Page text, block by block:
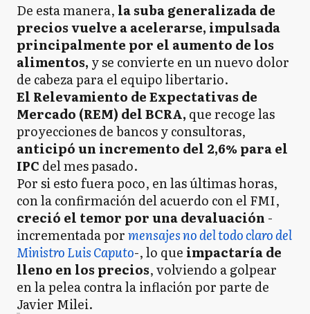
De esta manera, la suba generalizada de
precios vuelve a acelerarse, impulsada
principalmente por el aumento de los
alimentos, y se convierte en un nuevo dolor
de cabeza para el equipo libertario.
El Relevamiento de Expectativas de
Mercado (REM) del BCRA, que recoge las
proyecciones de bancos y consultoras,
anticipó un incremento del 2,6% para el
IPC del mes pasado.
Por si esto fuera poco, en las últimas horas,
con la confirmación del acuerdo con el FMI,
creció el temor por una devaluación -
incrementada pormensajes no del todo claro del
Ministro Luis Caputo-, lo que impactaría de
lleno en los precios, volviendo a golpear
en la pelea contra la inflación por parte de
Javier Milei.